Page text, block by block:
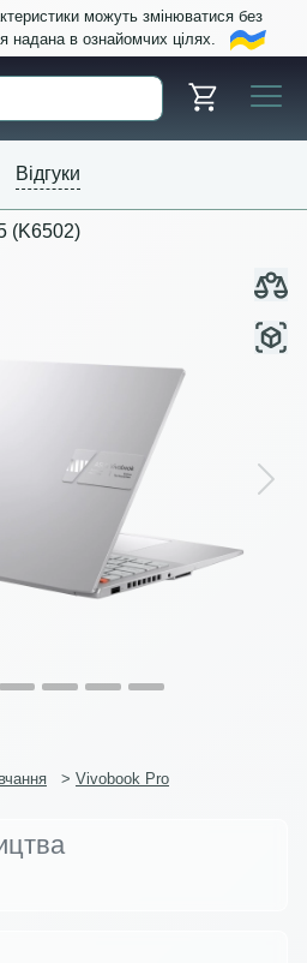
можуть змінюватися без
надана в ознайомчих цілях.
Відгуки
(K6502)
Next
> Vivobook Pro